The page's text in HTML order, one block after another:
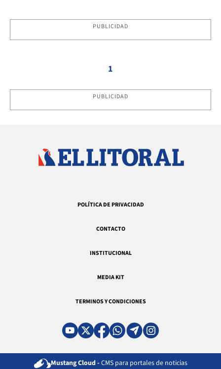
PUBLICIDAD
1
PUBLICIDAD
POLÍTICA DE PRIVACIDAD
CONTACTO
INSTITUCIONAL
MEDIA KIT
TERMINOS Y CONDICIONES
Mustang Cloud - CMS para portales de noticias